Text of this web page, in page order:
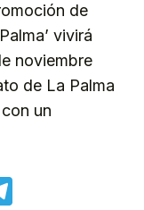
de
vivirá
noviembre
de La Palma
un